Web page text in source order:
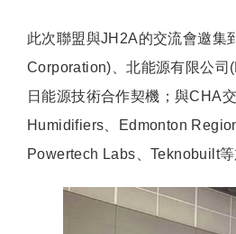
此次聯盟與JH2A的交流會邀集
Corporation)、北能源有限公
日能源技術合作契機；與CHA
Humidifiers、Edmonton
Powertech Labs、Teknobuilt